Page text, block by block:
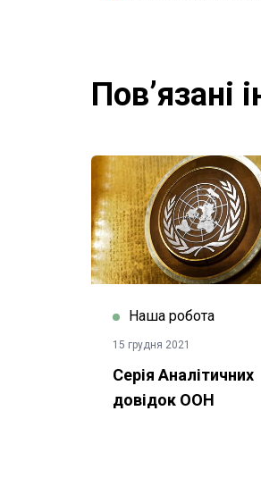
Пов’язані
Наша робота
15 грудня 2021
Серія Аналітичних
довідок ООН